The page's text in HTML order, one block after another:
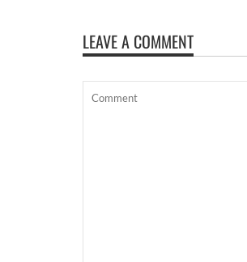
LEAVE A COMMENT